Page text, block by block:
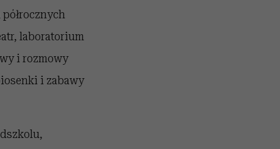
laboratorium
i rozmowy
i zabawy